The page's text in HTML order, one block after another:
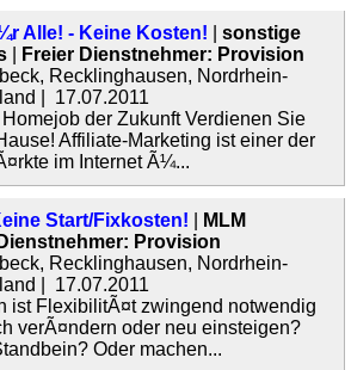
Alle! - Keine Kosten!
sonstige
Freier Dienstnehmer: Provision
Recklinghausen, Nordrhein-
| 17.07.2011
der Zukunft Verdienen Sie
Affiliate-Marketing ist einer der
im Internet Ã¼...
Start/Fixkosten!
MLM
Provision
Recklinghausen, Nordrhein-
| 17.07.2011
ist FlexibilitÃ¤t zwingend notwendig
verÃ¤ndern oder neu einsteigen?
Oder machen...